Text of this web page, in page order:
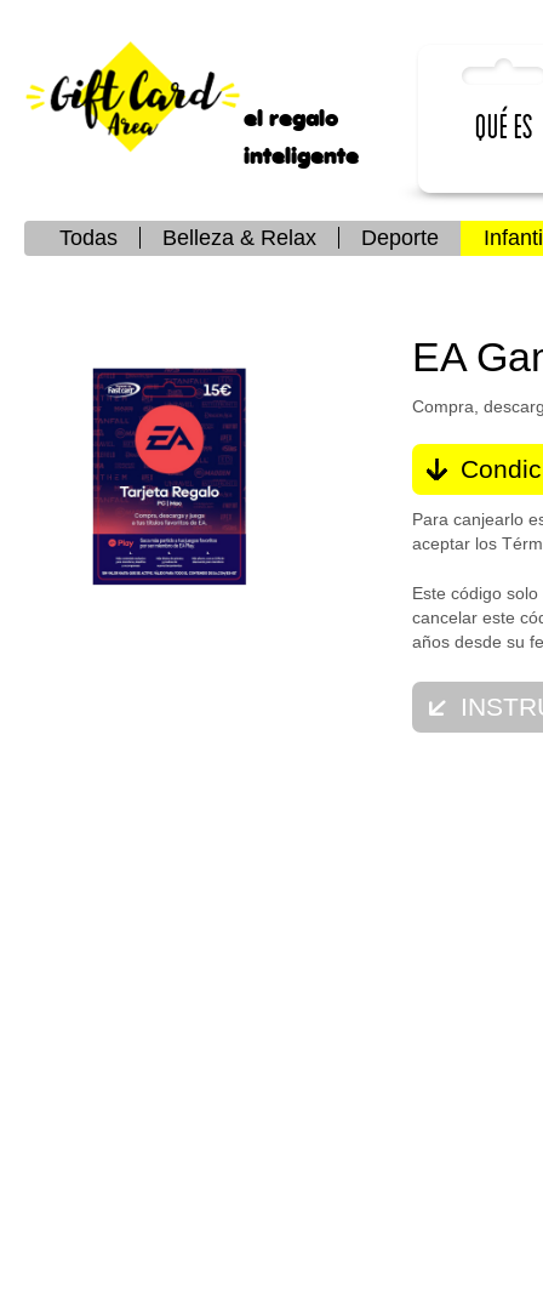
el regalo
inteligente
Qué es
Todas Belleza & Relax Deporte
EA
Compra,
Para canjearlo
aceptar los
Este código
cancelar este
años desde su